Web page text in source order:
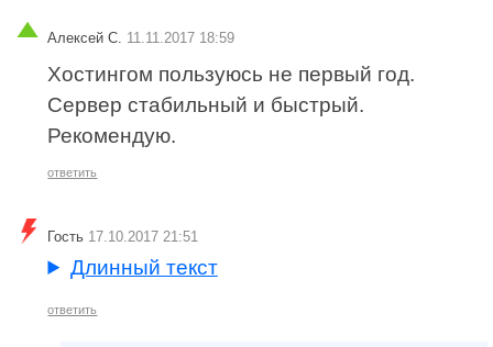
Алексей С. 11.11.2017 18:59
Хостингом пользуюсь не первый год.
Сервер стабильный и быстрый.
Рекомендую.
ответить
Гость 17.10.2017 21:51
Длинный текст
ответить